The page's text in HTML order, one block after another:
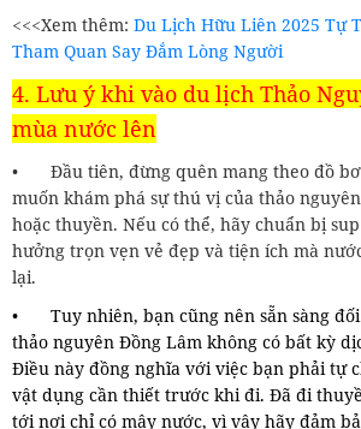
<<<Xem thêm: Du Lịch Hữu Liên 2025 Tự
Tham Quan Say Đắm Lòng Người
4. Lưu ý khi vào du lịch Thảo
mùa nước lên
•
Đầu tiên, đừng quên mang theo đồ
muốn khám phá sự thú vị của thảo
hoặc thuyền. Nếu có thể, hãy chuẩn bị
hưởng trọn vẹn vẻ đẹp và tiện ích mà
lại.
•
Tuy nhiên, bạn cũng nên sẵn sàng
thảo nguyên Đồng Lâm không có bất kỳ
Điều này đồng nghĩa với việc bạn phải tự
vật dụng cần thiết trước khi đi. Đã đi
tới nơi chỉ có mây nước, vì vậy hãy đảm